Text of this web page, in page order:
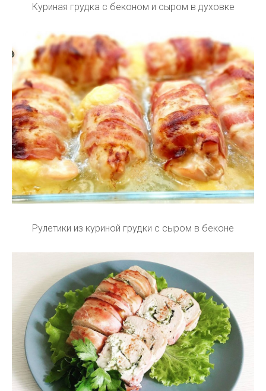
Куриная грудка с беконом и сыром в духовке
Рулетики из куриной грудки с сыром в беконе